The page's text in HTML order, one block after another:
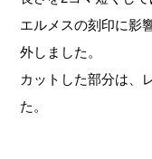
エルメスの刻印に影
外しました。
カットした部分は、
た。